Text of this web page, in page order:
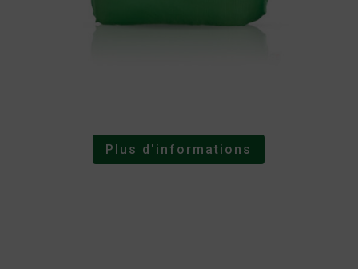
Plus d'informations